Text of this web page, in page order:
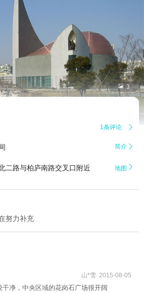
 3
1条评论 
简介 
二路与柏庐南路交叉口附近 地图 
努力补充
山*雪 2015-08-05
净，中央区域的花岗石广场很开阔